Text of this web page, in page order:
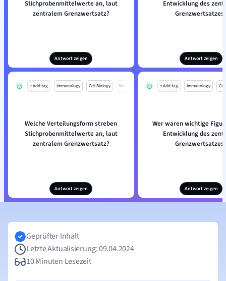
Stichprobenmittelwerte an, laut
zentralem Grenzwertsatz?
Antwort zeigen
Entwicklung des
Antwort zeigen
+ Add tag Immunology Cell Biology Mo
Welche Verteilungsform streben
Stichprobenmittelwerte an, laut
zentralem Grenzwertsatz?
Antwort zeigen
+ Add tag Immunology
Wer waren wichtige
Entwicklung des
Antwort zeigen
Geprüfter Inhalt
Letzte Aktualisierung: 09.04.2024
10 Minuten Lesezeit